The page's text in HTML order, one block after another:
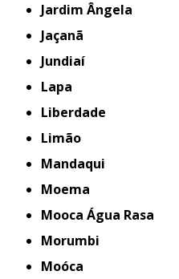
Jardim Ângela
Jaçanã
Jundiaí
Lapa
Liberdade
Limão
Mandaqui
Moema
Mooca Água Rasa
Morumbi
Moóca